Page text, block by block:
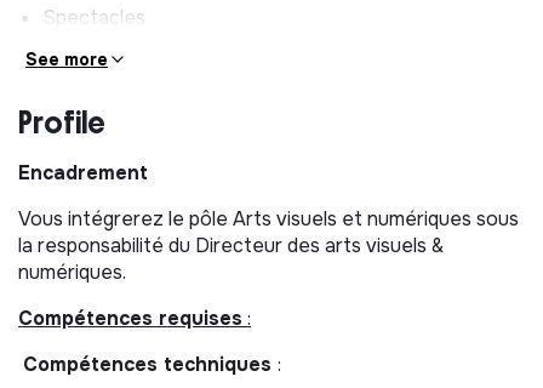
Spectacles
Enseignement artistique
Missions proposées :
Le Cube Garges recrute un.e
au sein du pôle Arts Visuels et Numériques.
Conditions d’emploi :
suivantes :
Âge : Avoir au moins 26 ans,
See more
Profile
Encadrement
Vous intégrerez le pôle Arts visuels et numériques sous
la responsabilité du Directeur des arts visuels &
numériques.
Compétences requises :
Compétences techniques :